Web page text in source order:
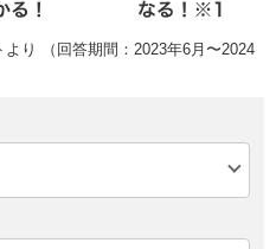
より （回答期間：2023年6月〜2024